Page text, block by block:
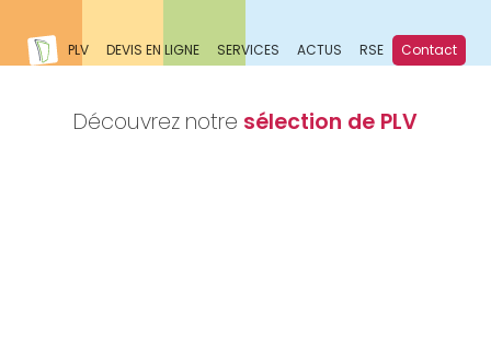
PLV DEVIS EN LIGNE SERVICES ACTUS RSE Contact
Découvrez notre sélection de PLV